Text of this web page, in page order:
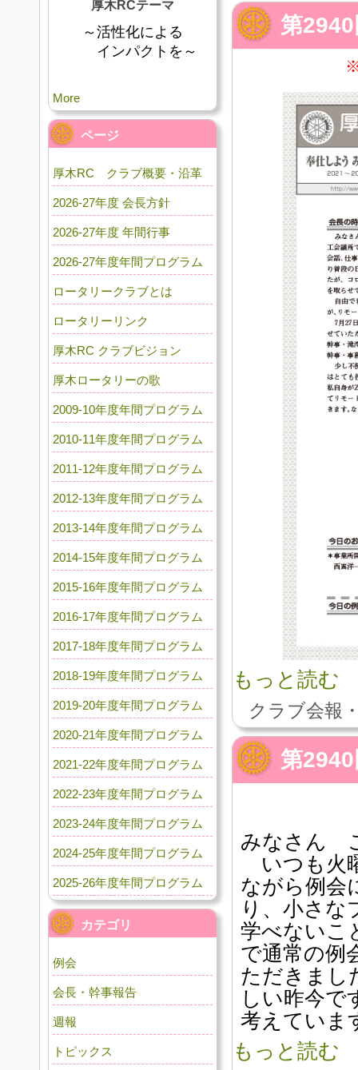
第
もっと読む
クラブ会報
第
みなさん
いつも火
ながら例会
り、小さな
学べないこ
で通常の例
ただきまし
しい昨今で
考えていま
もっと読む
厚木RCテーマ
～活性化による
インパクトを～
More
ページ
厚木RC クラブ概要・沿革
2026-27年度 会長方針
2026-27年度 年間行事
2026-27年度年間プログラム
ロータリークラブとは
ロータリーリンク
厚木RC クラブビジョン
厚木ロータリーの歌
2009-10年度年間プログラム
2010-11年度年間プログラム
2011-12年度年間プログラム
2012-13年度年間プログラム
2013-14年度年間プログラム
2014-15年度年間プログラム
2015-16年度年間プログラム
2016-17年度年間プログラム
2017-18年度年間プログラム
2018-19年度年間プログラム
2019-20年度年間プログラム
2020-21年度年間プログラム
2021-22年度年間プログラム
2022-23年度年間プログラム
2023-24年度年間プログラム
2024-25年度年間プログラム
2025-26年度年間プログラム
カテゴリ
例会
会長・幹事報告
週報
トピックス